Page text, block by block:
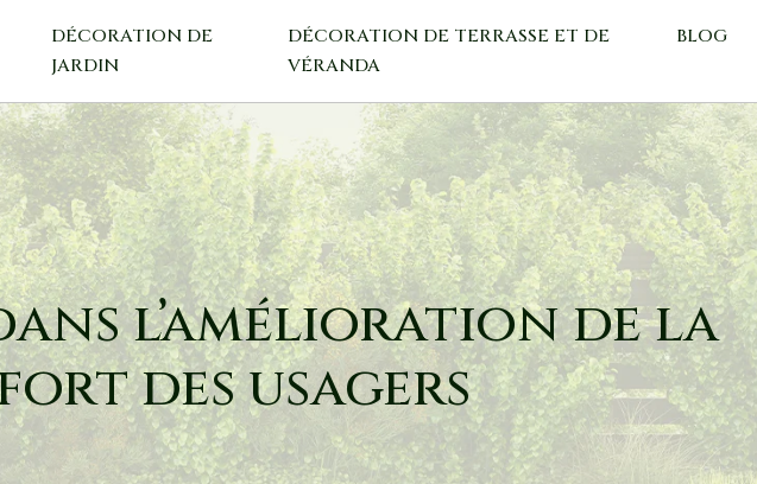
DÉCORATION DE
JARDIN
DÉCORATION DE TERRASSE ET DE
VÉRANDA
BLOG
l’amélioration de la
des usagers